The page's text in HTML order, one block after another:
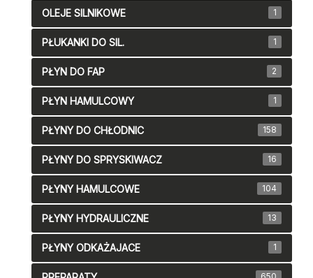
OLEJE SILNIKOWE 1
PŁUKANKI DO SIL. 1
PŁYN DO FAP 2
PŁYN HAMULCOWY 1
PŁYNY DO CHŁODNIC 158
PŁYNY DO SPRYSKIWACZ 16
PŁYNY HAMULCOWE 104
PŁYNY HYDRAULICZNE 13
PŁYNY ODKAŻAJACE 1